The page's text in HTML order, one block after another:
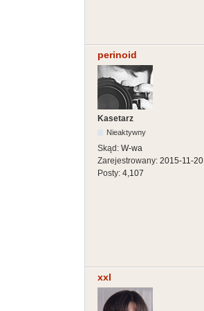
perinoid
Kasetarz
Nieaktywny
Skąd: W-wa
Zarejestrowany: 2015-11-20
Posty: 4,107
xxl